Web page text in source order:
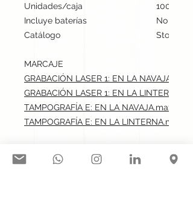
Unidades/caja
100
Incluye baterías
No
Catálogo
Stock
MARCAJE
GRABACIÓN LASER 1: EN LA NAVAJA.max:
GRABACIÓN LASER 1: EN LA
TAMPOGRAFÍA E: EN LA NAVAJA.max:
TAMPOGRAFÍA E: EN LA LINTERNA.max: